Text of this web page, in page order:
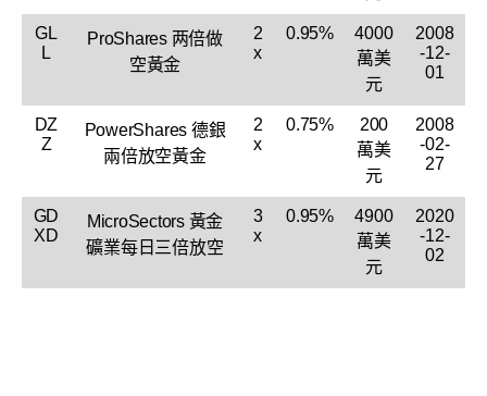
GL
L
ProShares 两倍做
空黃金
2
x
0.95%
4000
萬美
元
2008
-12-
01
DZ
Z
PowerShares 德銀
兩倍放空黃金
2
x
0.75%
200
萬美
元
2008
-02-
27
GD
XD
MicroSectors 黃金
礦業每日三倍放空
3
x
0.95%
4900
萬美
元
2020
-12-
02